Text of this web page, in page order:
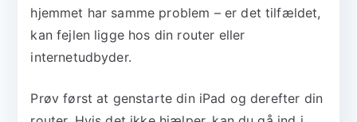
hjemmet har samme problem – er det tilfældet,
kan fejlen ligge hos din router eller
internetudbyder.
Prøv først at genstarte din iPad og derefter din